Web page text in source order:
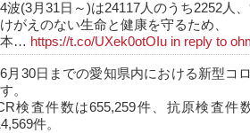
波(3月31日～)は24117人のうち2252人
がえのない生命と健康を守るため、
… https://t.co/UXek0otOIu in reply to
30日までの愛知県内における新型コ
。
検査件数は655,259件、抗原検査件
件。